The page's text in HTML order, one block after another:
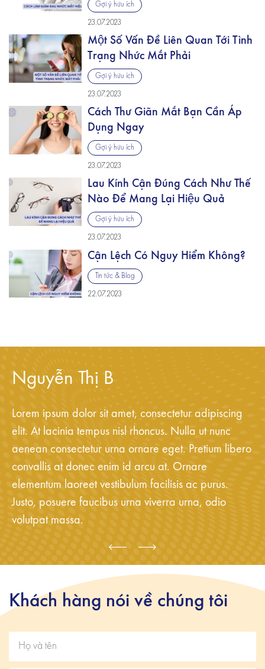
Gợi ý hữu ích
23.07.2023
Một Số Vấn Đề Liên Quan Tới Tình
Trạng Nhức Mắt Phải
Gợi ý hữu ích
23.07.2023
Cách Thư Giãn Mắt Bạn Cần Áp
Dụng Ngay
Gợi ý hữu ích
23.07.2023
Lau Kính Cận Đúng Cách Như Thế
Nào Để Mang Lại Hiệu Quả
Gợi ý hữu ích
23.07.2023
Cận Lệch Có Nguy Hiểm Không?
Tin tức & Blog
22.07.2023
Nguyễn Thị B
Lorem ipsum dolor sit amet, consectetur adipiscing
elit. At lacinia tempus nisl rhoncus. Nulla ut nunc
aenean consectetur urna ornare eget. Pretium libero
convallis at donec enim id arcu at. Ornare
elementum laoreet vestibulum facilisis ac purus.
Justo, posuere faucibus urna viverra urna, odio
volutpat massa.
Khách hàng nói về chúng tôi